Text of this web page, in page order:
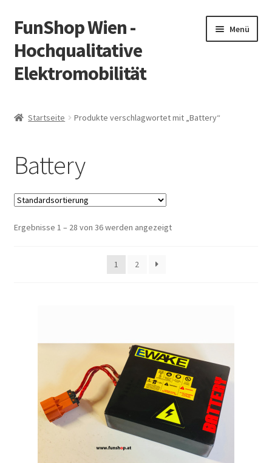
Zur
Navigation
springen
Zum
Inhalt
springen
FunShop Wien -
Hochqualitative
Elektromobilität
Menü
Vorsicht Internetbetrug
Über FunShop
Impressum
Zum Onlineshop in der Web Version
Startseite Produkte verschlagwortet mit „Battery“
Battery
Ergebnisse 1 – 28 von 36 werden angezeigt
1 2